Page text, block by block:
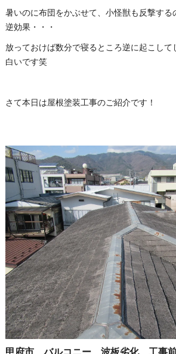
暑いのに布団をかぶせて、小怪獣も反撃する
逆効果・・・
放っておけば数分で寝るところ逆に起こして
白いです笑
さて本日は屋根塗装工事のご紹介です！
甲府市 バルコニー 波板劣化 工事